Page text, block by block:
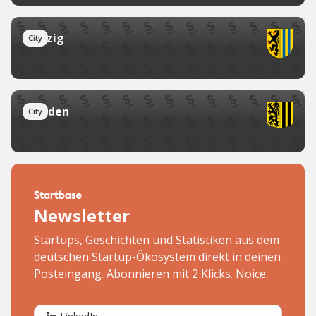
City
Leipzig
City
Dresden
Newsletter
Startups, Geschichten und Statistiken aus dem
deutschen Startup-Ökosystem direkt in deinen
Posteingang. Abonnieren mit 2 Klicks. Noice.